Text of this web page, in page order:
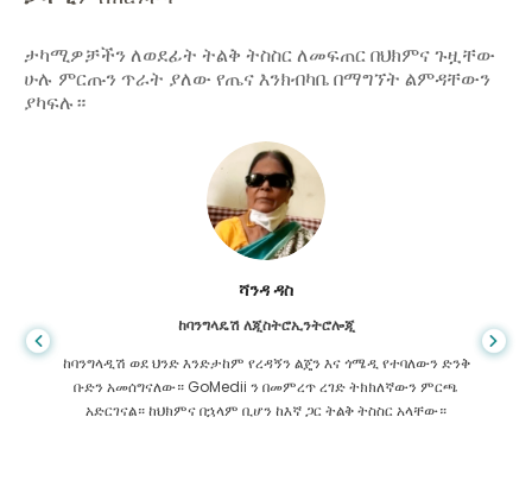
ታካሚዎቻችን ለወደፊት ትልቅ ትስስር ለመፍጠር በህክምና ጉዟቸው
ሁሉ ምርጡን ጥራት ያለው የጤና እንክብካቤ በማግኘት ልምዳቸውን
ያካፍሉ።
ሻንዳ ዳስ
ከባንግላዴሽ ለጂስትሮኢንትሮሎጂ
ከባንግላዲሽ ወደ ህንድ እንድታከም የረዳኝን ልጄን እና ጎሜዲ የተባለውን ድንቅ
ቡድን አመሰግናለው። GoMedii ን በመምረጥ ረገድ ትክክለኛውን ምርጫ
አድርገናል። ከህክምና በኋላም ቢሆን ከእኛ ጋር ትልቅ ትስስር አላቸው።